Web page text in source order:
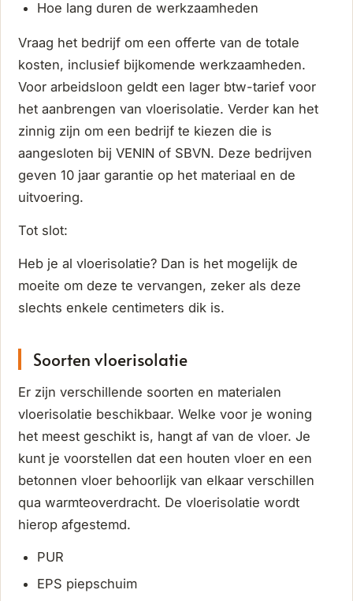
Hoe lang duren de werkzaamheden
Vraag het bedrijf om een offerte van de totale
kosten, inclusief bijkomende werkzaamheden.
Voor arbeidsloon geldt een lager btw-tarief voor
het aanbrengen van vloerisolatie. Verder kan het
zinnig zijn om een bedrijf te kiezen die is
aangesloten bij VENIN of SBVN. Deze bedrijven
geven 10 jaar garantie op het materiaal en de
uitvoering.
Tot slot:
Heb je al vloerisolatie? Dan is het mogelijk de
moeite om deze te vervangen, zeker als deze
slechts enkele centimeters dik is.
Soorten vloerisolatie
Er zijn verschillende soorten en materialen
vloerisolatie beschikbaar. Welke voor je woning
het meest geschikt is, hangt af van de vloer. Je
kunt je voorstellen dat een houten vloer en een
betonnen vloer behoorlijk van elkaar verschillen
qua warmteoverdracht. De vloerisolatie wordt
hierop afgestemd.
PUR
EPS piepschuim